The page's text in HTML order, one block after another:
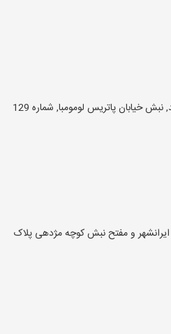
خیابان پاتریس لومومبا, شماره 129
ایرانشهر و مفتح نبش کوچه مژدهی پلاک